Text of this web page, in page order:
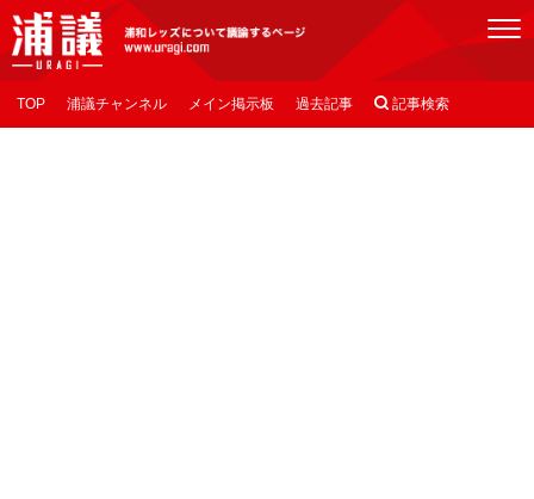
[浦議]浦和レッズについて議論するページ
TOP 浦議チャンネル メイン掲示板 過去記事  記事検索